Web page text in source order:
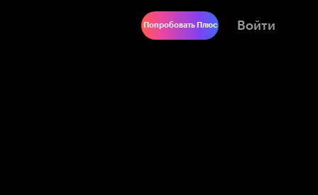
Попробовать Плюс Войти